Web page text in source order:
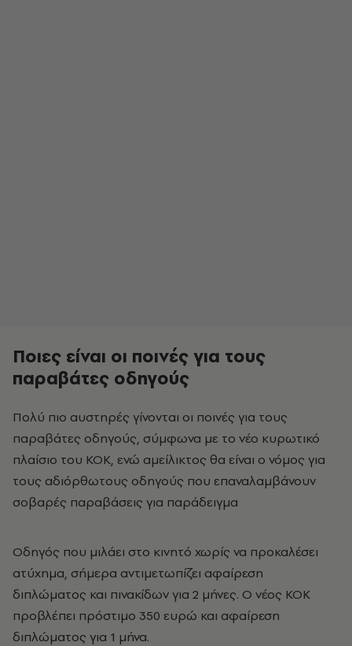
Ποιες είναι οι ποινές για τους
παραβάτες οδηγούς
Πολύ πιο αυστηρές γίνονται οι ποινές για τους
παραβάτες οδηγούς, σύμφωνα με το νέο κυρωτικό
πλαίσιο του ΚΟΚ, ενώ αμείλικτος θα είναι ο νόμος για
τους αδιόρθωτους οδηγούς που επαναλαμβάνουν
σοβαρές παραβάσεις για παράδειγμα
Οδηγός που μιλάει στο κινητό χωρίς να προκαλέσει
ατύχημα, σήμερα αντιμετωπίζει αφαίρεση
διπλώματος και πινακίδων για 2 μήνες. Ο νέος ΚΟΚ
προβλέπει πρόστιμο 350 ευρώ και αφαίρεση
διπλώματος για 1 μήνα.